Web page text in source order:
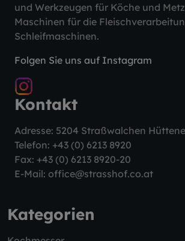
und Werkzeugen für Köche und
Maschinen für die
Schleifmaschinen.
Folgen Sie uns auf Instagram
Kontakt
Adresse: 5204 Straßwalchen
Telefon: +43 (0) 6213 8920
Fax: +43 (0) 6213 8920-20
E-Mail: office@strasshof.co.at
Kategorien